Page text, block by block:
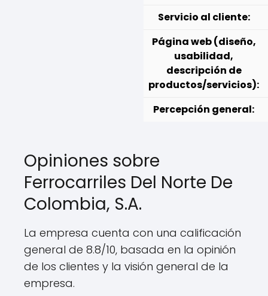
Servicio al cliente:
Página web (diseño,
usabilidad,
descripción de
productos/servicios):
Percepción general:
Opiniones sobre
Ferrocarriles Del Norte De
Colombia, S.A.
La empresa cuenta con una calificación
general de 8.8/10, basada en la opinión
de los clientes y la visión general de la
empresa.